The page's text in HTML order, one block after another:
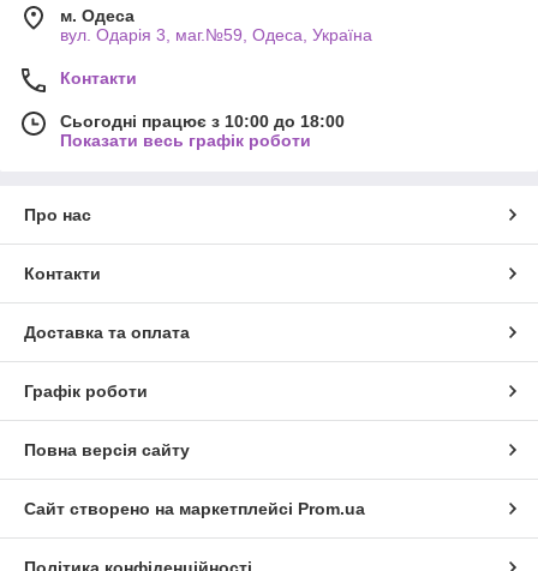
м. Одеса
вул. Одарiя 3, маг.№59, Одеса, Україна
Контакти
Сьогодні працює з 10:00 до 18:00
Показати весь графік роботи
Про нас
Контакти
Доставка та оплата
Графік роботи
Повна версія сайту
Сайт створено на маркетплейсі Prom.ua